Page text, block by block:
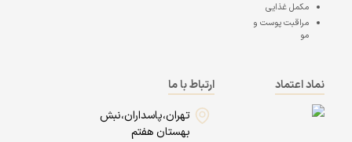
مکمل غذایی
مراقبت پوست و
مو
نماد اعتماد
ارتباط با ما
تهران،پاسداران،نبش
بهستان هفتم